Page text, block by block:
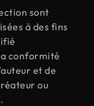
sont
à des fins
conformité
et de
ou